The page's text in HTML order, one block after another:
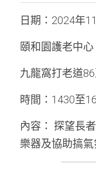
活動概覽
集體回憶
懷緬過去
周年紀念
本會近況
會員登記
名譽會員登
學警預備班
銷售服務
聯絡我們
日期：2024年
頤和園護老中心
九龍窩打老道
時間：1430至
內容： 探望長
樂器及協助搞氣